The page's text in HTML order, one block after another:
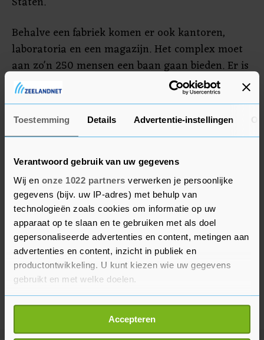
Toestemming Details Advertentie-instellingen
Verantwoord gebruik van uw gegevens
Wij en onze 1022 partners verwerken je persoonlijke
gegevens (bijv. uw IP-adres) met behulp van
technologieën zoals cookies om informatie op uw
apparaat op te slaan en te gebruiken met als doel
gepersonaliseerde advertenties en content, metingen aan
advertenties en content, inzicht in publiek en
productontwikkeling. U kunt kiezen wie uw gegevens
gebruikt en met welke doelen.
Als u het toestaat, willen we ook graag:
Informatie verzamelen over uw geografische
locatie, die tot een paar meter nauwkeurig kan zijn
Accepteren
Behalve een fabriek komen er ook kantoren,
laboratoria en een magazijn. Het complex moet
aan zo'n 250 mensen een baan gaan bieden. Er is
niet bekendgemaakt hoeveel geld er met de
opdracht voor Arcadis is gemoeid.